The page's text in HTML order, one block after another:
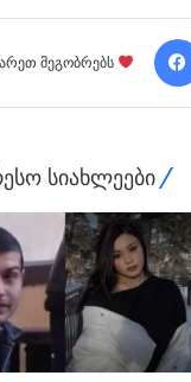
მეგობრებს
სიახლეები